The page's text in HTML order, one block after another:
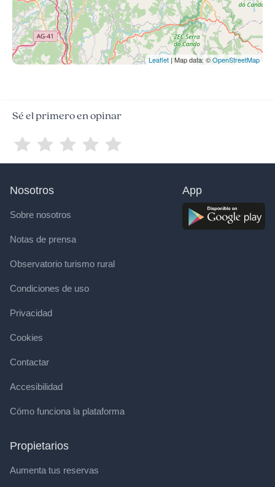
Leaflet | Map data: ©OpenStreetMap
Sé el primero en opinar
Nosotros
Sobre nosotros
Notas de prensa
Observatorio turismo rural
Condiciones de uso
Privacidad
Cookies
Contactar
Accesibilidad
Cómo funciona la plataforma
Propietarios
Aumenta tus reservas
App